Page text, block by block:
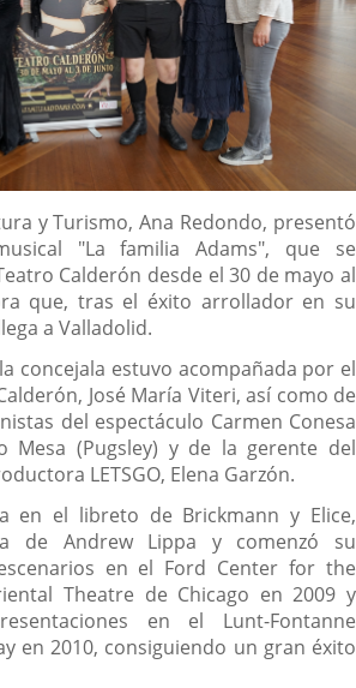
y Turismo, Ana Redondo, presentó
"La familia Adams", que se
Calderón desde el 30 de mayo al
que, tras el éxito arrollador en su
a Valladolid.
concejala estuvo acompañada por el
José María Viteri, así como de
del espectáculo Carmen Conesa
Mesa (Pugsley) y de la gerente del
LETSGO, Elena Garzón.
en el libreto de Brickmann y Elice,
de Andrew Lippa y comenzó su
en el Ford Center for the
Theatre de Chicago en 2009 y
en el Lunt-Fontanne
en 2010, consiguiendo un gran éxito